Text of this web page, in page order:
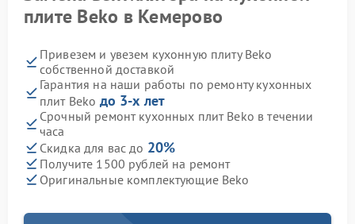
плите Beko в Кемерово
Привезем и увезем кухонную плиту Beko
собственной доставкой
Гарантия на наши работы по ремонту кухонных
плит Beko до 3-х лет
Срочный ремонт кухонных плит Beko в течении
часа
Скидка для вас до 20%
Получите 1500 рублей на ремонт
Оригинальные комплектующие Beko